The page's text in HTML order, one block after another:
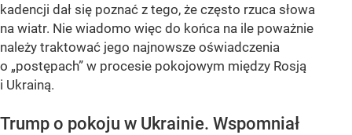
kadencji dał się poznać z tego, że często rzuca słowa
na wiatr. Nie wiadomo więc do końca na ile poważnie
należy traktować jego najnowsze oświadczenia
o „postępach” w procesie pokojowym między Rosją
i Ukrainą.
Trump o pokoju w Ukrainie. Wspomniał